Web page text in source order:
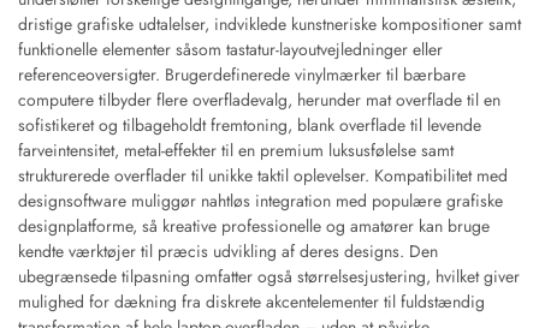
dristige grafiske udtalelser, indviklede kunstneriske kompositioner samt
funktionelle elementer såsom tastatur-layoutvejledninger eller
referenceoversigter. Brugerdefinerede vinylmærker til bærbare
computere tilbyder flere overfladevalg, herunder mat overflade til en
sofistikeret og tilbageholdt fremtoning, blank overflade til levende
farveintensitet, metal-effekter til en premium luksusfølelse samt
strukturerede overflader til unikke taktil oplevelser. Kompatibilitet med
designsoftware muliggør nahtløs integration med populære grafiske
designplatforme, så kreative professionelle og amatører kan bruge
kendte værktøjer til præcis udvikling af deres designs. Den
ubegrænsede tilpasning omfatter også størrelsesjustering, hvilket giver
mulighed for dækning fra diskrete akcentelementer til fuldstændig